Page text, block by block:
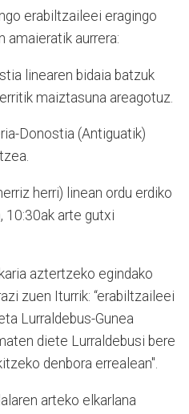
erabiltzaileei eragingo
amaieratik aurrera:
linearen bidaia batzuk
maiztasuna areagotuz.
Donostia (Antiguatik)
herri) linean ordu erdiko
10:30ak arte gutxi
aztertzeko egindako
zuen Iturrik: “erabiltzaileei
Lurraldebus-Gunea
diete Lurraldebusi bere
denbora errealean".
arteko elkarlana